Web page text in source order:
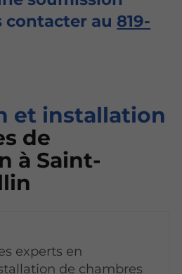
contacter au 819-
et installation
de
à Saint-
experts en
de chambres